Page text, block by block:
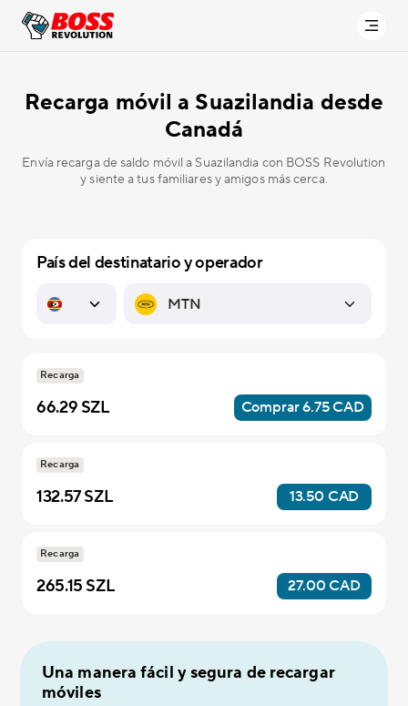
Recarga móvil a Suazilandia desde
Canadá
Envía recarga de saldo móvil a Suazilandia con BOSS Revolution
y siente a tus familiares y amigos más cerca.
País del destinatario y operador
Recarga
66.29 SZL Comprar 6.75 CAD
Recarga
132.57 SZL 13.50 CAD
Recarga
265.15 SZL 27.00 CAD
Una manera fácil y segura de recargar
móviles